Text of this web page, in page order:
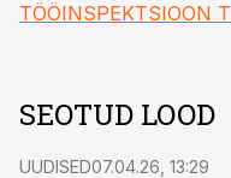
TÖÖINSPEKTSIOON
SEOTUD LOOD
UUDISED07.04.26, 13:29